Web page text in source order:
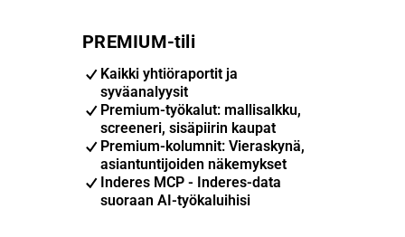
PREMIUM-tili
Kaikki yhtiöraportit ja
syväanalyysit
Premium-työkalut: mallisalkku,
screeneri, sisäpiirin kaupat
Premium-kolumnit: Vieraskynä,
asiantuntijoiden näkemykset
Inderes MCP - Inderes-data
suoraan AI-työkaluihisi